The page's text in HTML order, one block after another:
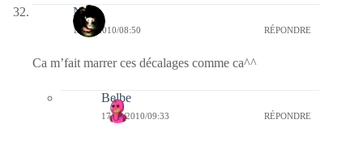
Nova
17/02/2010/08:50 RÉPONDRE
Ca m’fait marrer ces décalages comme ca^^
Belbe
17/02/2010/09:33 RÉPONDRE